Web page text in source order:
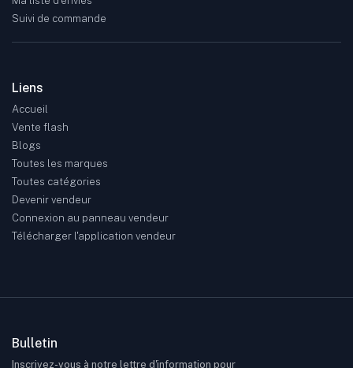
Suivi de commande
Liens
Accueil
Vente flash
Blogs
Toutes les marques
Toutes catégories
Devenir vendeur
Connexion au panneau vendeur
Télécharger l'application vendeur
Bulletin
Inscrivez-vous à notre lettre d'information pour